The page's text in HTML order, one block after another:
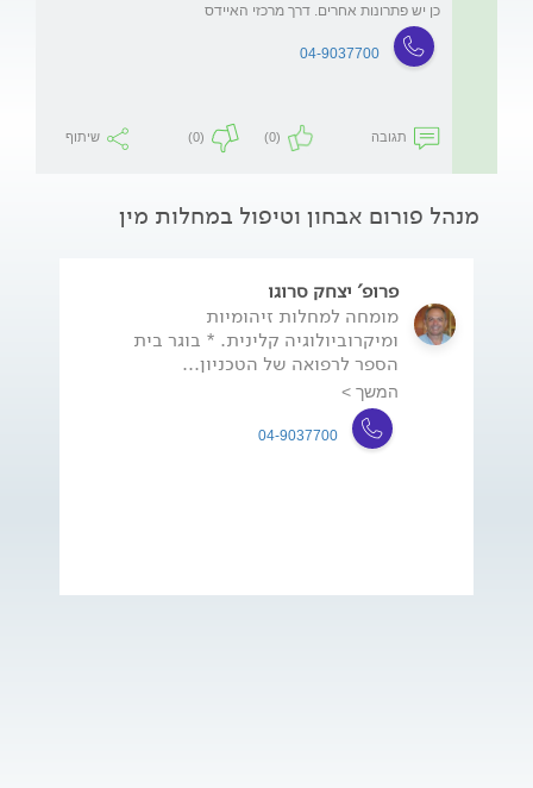
כן יש פתרונות אחרים. דרך מרכזי האיידס
04-9037700
תגובה (0)
(0) שיתוף
מנהל פורום אבחון וטיפול במחלות מין
פרופ' יצחק סרוגו
מומחה למחלות זיהומיות
ומיקרוביולוגיה קלינית. * בוגר בית
הספר לרפואה של הטכניון...
המשך >
04-9037700